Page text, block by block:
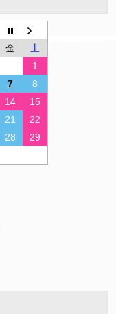
金
土
1
7
8
14
15
21
22
28
29